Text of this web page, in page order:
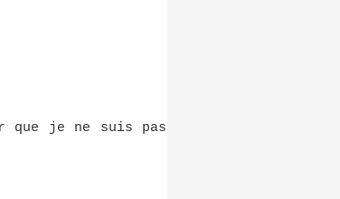
je ne suis pas